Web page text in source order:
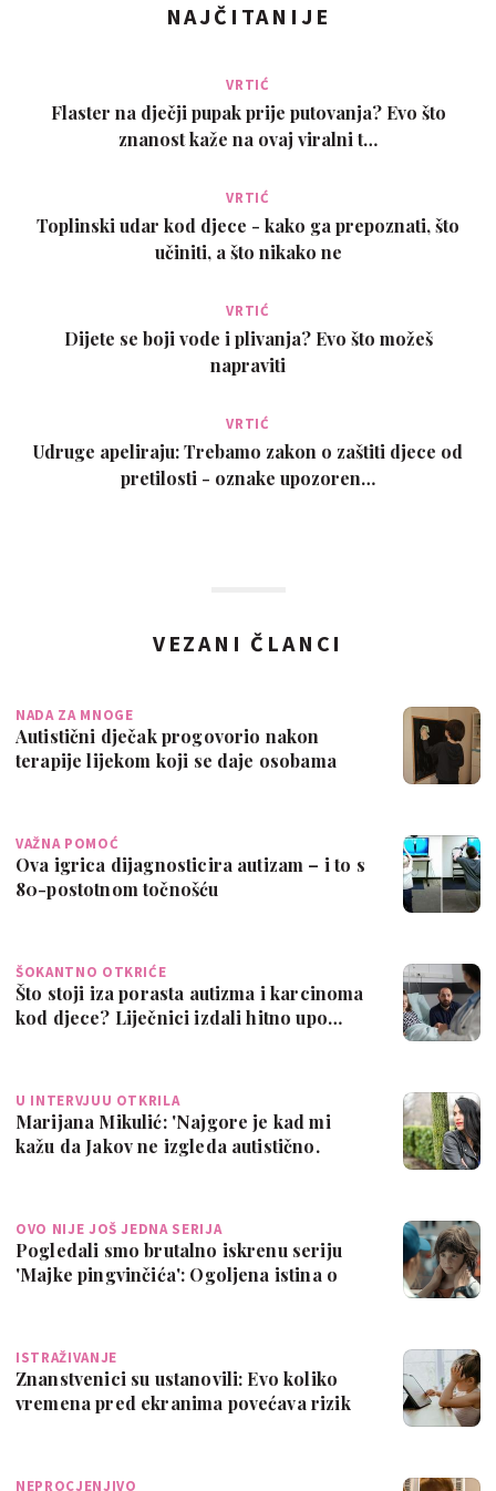
NAJČITANIJE
VRTIĆ
Flaster na dječji pupak prije putovanja? Evo što
znanost kaže na ovaj viralni t…
VRTIĆ
Toplinski udar kod djece - kako ga prepoznati, što
učiniti, a što nikako ne
VRTIĆ
Dijete se boji vode i plivanja? Evo što možeš
napraviti
VRTIĆ
Udruge apeliraju: Trebamo zakon o zaštiti djece od
pretilosti - oznake upozoren…
VEZANI ČLANCI
NADA ZA MNOGE
Autistični dječak progovorio nakon
terapije lijekom koji se daje osobama
VAŽNA POMOĆ
Ova igrica dijagnosticira autizam – i to s
80-postotnom točnošću
ŠOKANTNO OTKRIĆE
Što stoji iza porasta autizma i karcinoma
kod djece? Liječnici izdali hitno upo…
U INTERVJUU OTKRILA
Marijana Mikulić: 'Najgore je kad mi
kažu da Jakov ne izgleda autistično.
OVO NIJE JOŠ JEDNA SERIJA
Pogledali smo brutalno iskrenu seriju
'Majke pingvinčića': Ogoljena istina o
ISTRAŽIVANJE
Znanstvenici su ustanovili: Evo koliko
vremena pred ekranima povećava rizik
NEPROCJENJIVO